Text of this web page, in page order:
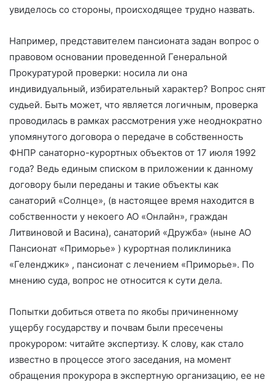
увиделось со стороны, происходящее трудно назвать.
Например, представителем пансионата задан вопрос о
правовом основании проведенной Генеральной
Прокуратурой проверки: носила ли она
индивидуальный, избирательный характер? Вопрос снят
судьей. Быть может, что является логичным, проверка
проводилась в рамках рассмотрения уже неоднократно
упомянутого договора о передаче в собственность
ФНПР санаторно-курортных объектов от 17 июля 1992
года? Ведь единым списком в приложении к данному
договору были переданы и такие объекты как
санаторий «Солнце», (в настоящее время находится в
собственности у некоего АО «Онлайн», граждан
Литвиновой и Васина), санаторий «Дружба» (ныне АО
Пансионат «Приморье» ) курортная поликлиника
«Геленджик» , пансионат с лечением «Приморье». По
мнению суда, вопрос не относится к сути дела.
Попытки добиться ответа по якобы причиненному
ущербу государству и почвам были пресечены
прокурором: читайте экспертизу. К слову, как стало
известно в процессе этого заседания, на момент
обращения прокурора в экспертную организацию, ее не